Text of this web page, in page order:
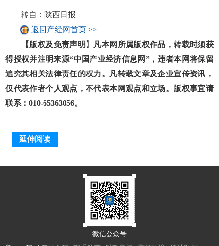
转自：陕西日报
返回产经网首页 >>
【版权及免责声明】凡本网所属版权作品，转载时须获
得授权并注明来源“中国产业经济信息网”，违者本网将保留
追究其相关法律责任的权力。凡转载文章及企业宣传资讯，
仅代表作者个人观点，不代表本网观点和立场。版权事宜请
联系：010-65363056。
延伸阅读
微信公众号